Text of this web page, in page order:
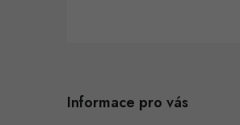
Informace pro vás